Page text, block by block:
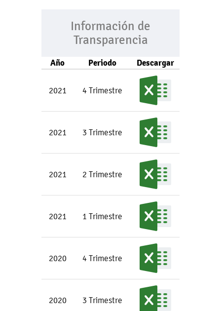
Información de
Transparencia
Año Periodo Descargar
2021 4 Trimestre
2021 3 Trimestre
2021 2 Trimestre
2021 1 Trimestre
2020 4 Trimestre
2020 3 Trimestre